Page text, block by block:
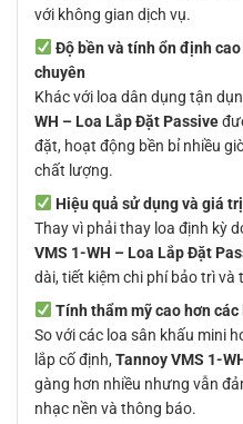
với không gian dịch vụ.
Độ bền và tính ổn định
chuyên
Khác với loa dân dụng tận
WH – Loa Lắp Đặt Passive
đặt, hoạt động bền bỉ nhiều
chất lượng.
Hiệu quả sử dụng và giá
Thay vì phải thay loa định kỳ
VMS 1-WH – Loa Lắp Đặt
dài, tiết kiệm chi phí bảo trì và
Tính thẩm mỹ cao hơn
So với các loa sân khấu mini
lắp cố định, Tannoy VMS 1-
gàng hơn nhiều nhưng vẫn
nhạc nền và thông báo.